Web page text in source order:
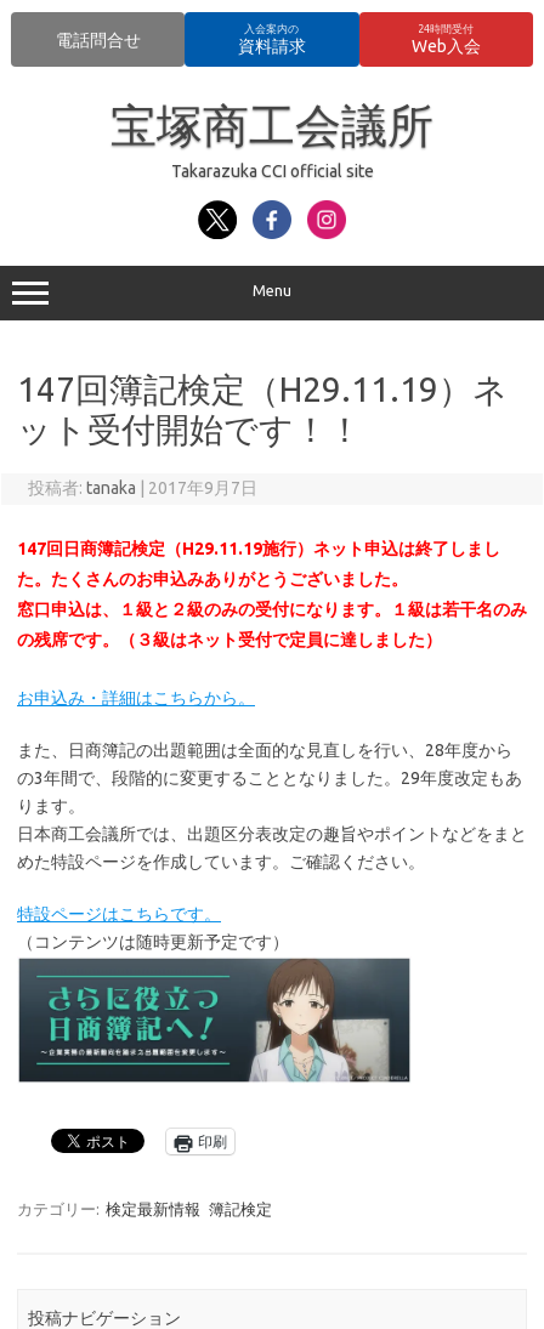
電話問合せ
入会案内の
資料請求
24時間受付
Web入会
宝塚商工会議所
Takarazuka CCI official site
Menu
147回簿記検定（H29.11.19）ネ
ット受付開始です！！
投稿者: tanaka 2017年9月7日
147回日商簿記検定（H29.11.19施行）ネット申込は終了しまし
た。たくさんのお申込みありがとうございました。
窓口申込は、１級と２級のみの受付になります。１級は若干名のみ
の残席です。（３級はネット受付で定員に達しました）
お申込み・詳細はこちらから。
また、日商簿記の出題範囲は全面的な見直しを行い、28年度から
の3年間で、段階的に変更することとなりました。29年度改定もあ
ります。
日本商工会議所では、出題区分表改定の趣旨やポイントなどをまと
めた特設ページを作成しています。ご確認ください。
特設ページはこちらです。
（コンテンツは随時更新予定です）
印刷
カテゴリー: 検定最新情報 簿記検定
投稿ナビゲーション